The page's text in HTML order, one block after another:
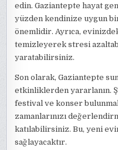
edin. Gaziantepte hayat
yüzden kendinize uygun
önemlidir. Ayrıca,
temizleyerek stresi
yaratabilirsiniz.
Son olarak, Gaziantepte
etkinliklerden yararlanın.
festival ve konser
zamanlarınızı
katılabilirsiniz. Bu, yeni
sağlayacaktır.